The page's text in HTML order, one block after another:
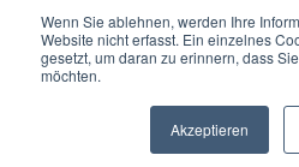
Wenn Sie ablehnen, werden Ihre
Website nicht erfasst. Ein einzelnes
gesetzt, um daran zu erinnern, dass
möchten.
Akzeptieren